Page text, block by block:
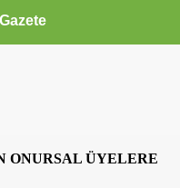
ONURSAL ÜYELERE